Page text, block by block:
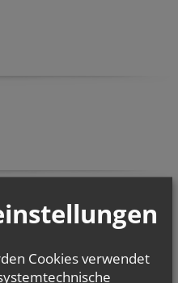
Cookies verwendet